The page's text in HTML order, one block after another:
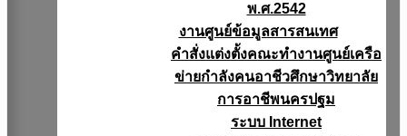
พ.ศ.2542
งานศูนย์ข้อมูลสารสนเทศ
คำสั่งแต่งตั้งคณะทำงานศูนย์เครือ
ข่ายกำลังคนอาชีวศึกษาวิทยาลัย
การอาชีพนครปฐม
ระบบ Internet